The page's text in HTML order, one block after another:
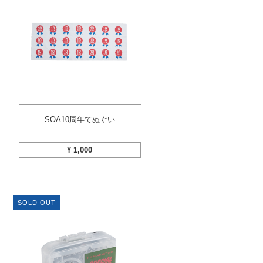
SOA10周年てぬぐい
¥ 1,000
SOLD OUT